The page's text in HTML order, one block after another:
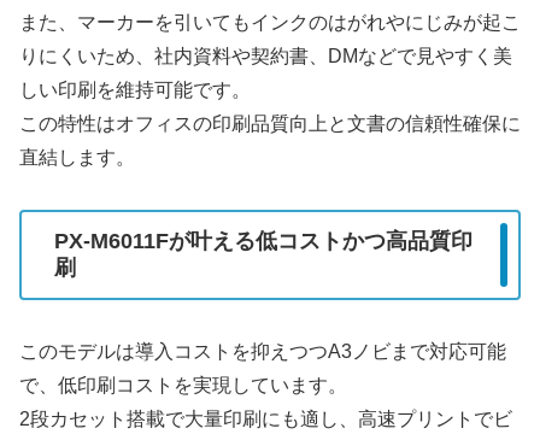
また、マーカーを引いてもインクのはがれやにじみが起こ
りにくいため、社内資料や契約書、DMなどで見やすく美
しい印刷を維持可能です。
この特性はオフィスの印刷品質向上と文書の信頼性確保に
直結します。
PX-M6011Fが叶える低コストかつ高品質印
刷
このモデルは導入コストを抑えつつA3ノビまで対応可能
で、低印刷コストを実現しています。
2段カセット搭載で大量印刷にも適し、高速プリントでビ